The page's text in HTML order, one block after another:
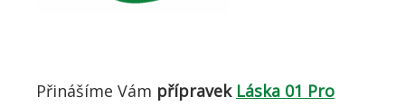
Přinášíme Vám přípravek Láska 01 Pro